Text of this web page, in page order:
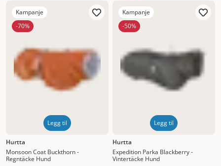
Kampanje
-70%
Legg til
Hurtta
Monsoon Coat Buckthorn -
Regntäcke Hund
Kampanje
-50%
Legg til
Hurtta
Expedition Parka Blackberry -
Vintertäcke Hund